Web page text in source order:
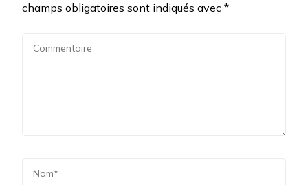
champs obligatoires sont indiqués avec *